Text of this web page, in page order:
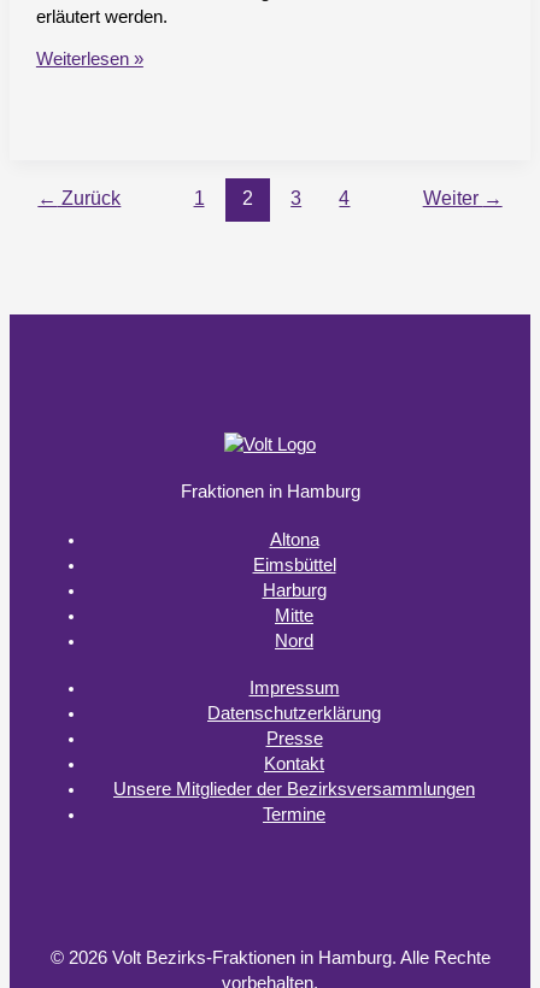
erläutert werden.
Verkehrs-
Grundschulen
den
Weiterlesen »
← Zurück 1 2 3 4 Weiter →
Fraktionen in Hamburg
Altona
Eimsbüttel
Harburg
Mitte
Nord
Impressum
Datenschutzerklärung
Presse
Kontakt
Unsere Mitglieder der Bezirksversammlungen
Termine
© 2026 Volt Bezirks-Fraktionen in Hamburg. Alle Rechte
vorbehalten.